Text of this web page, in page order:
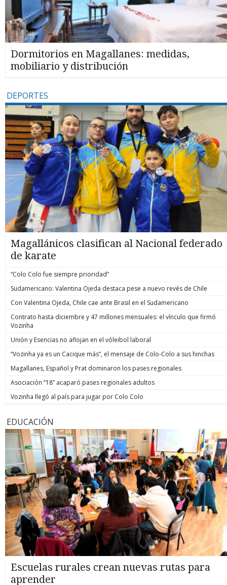
Dormitorios en Magallanes: medidas,
mobiliario y distribución
DEPORTES
Magallánicos clasifican al Nacional federado
de karate
“Colo Colo fue siempre prioridad”
Sudamericano: Valentina Ojeda destaca pese a nuevo revés de Chile
Con Valentina Ojeda, Chile cae ante Brasil en el Sudamericano
Contrato hasta diciembre y 47 millones mensuales: el vínculo que firmó
Vozinha
Unión y Esencias no aflojan en el vóleibol laboral
“Vozinha ya es un Cacique más”, el mensaje de Colo-Colo a sus hinchas
Magallanes, Español y Prat dominaron los pases regionales
Asociación “18” acaparó pases regionales adultos
Vozinha llegó al país para jugar por Colo Colo
EDUCACIÓN
Escuelas rurales crean nuevas rutas para
aprender